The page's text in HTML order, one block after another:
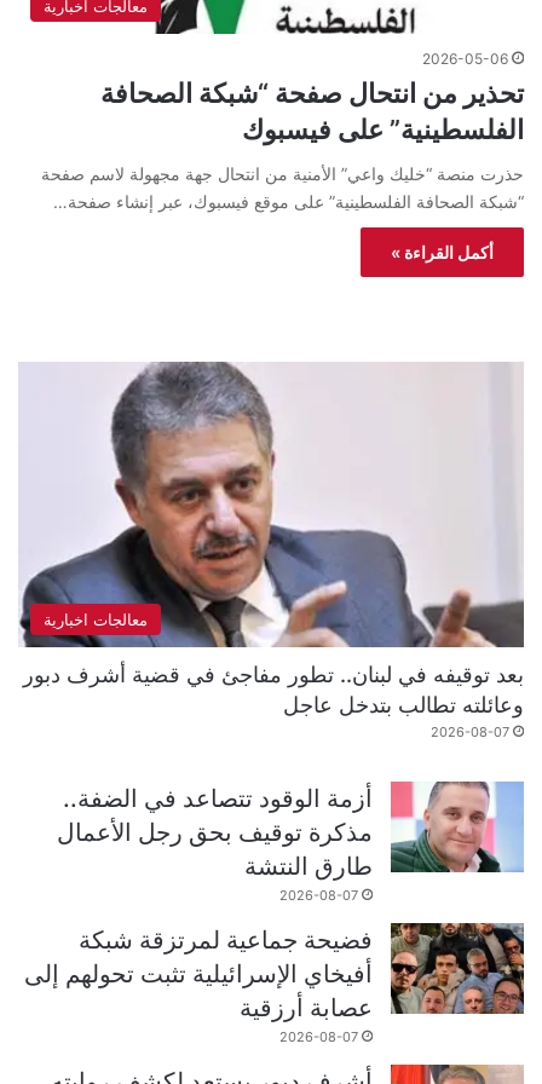
معالجات اخبارية
2026-05-06
تحذير من انتحال صفحة “شبكة الصحافة
الفلسطينية” على فيسبوك
حذرت منصة “خليك واعي” الأمنية من انتحال جهة مجهولة لاسم صفحة
“شبكة الصحافة الفلسطينية” على موقع فيسبوك، عبر إنشاء صفحة…
أكمل القراءة »
معالجات اخبارية
بعد توقيفه في لبنان.. تطور مفاجئ في قضية أشرف دبور
وعائلته تطالب بتدخل عاجل
2026-08-07
أزمة الوقود تتصاعد في الضفة..
مذكرة توقيف بحق رجل الأعمال
طارق النتشة
2026-08-07
فضيحة جماعية لمرتزقة شبكة
أفيخاي الإسرائيلية تثبت تحولهم إلى
عصابة أرزقية
2026-08-07